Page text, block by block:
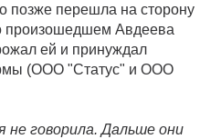
позже перешла на сторону
произошедшем Авдеева
ей и принуждал
(ООО "Статус" и ООО
не говорила. Дальше они